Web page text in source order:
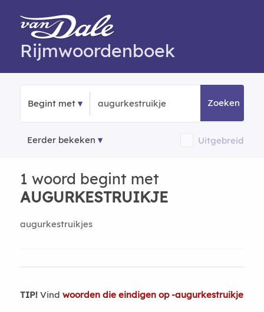
Rijmwoordenboek
Begint met Zoeken
Eerder bekeken Uitgebreid
1 woord begint met
AUGURKESTRUIKJE
augurkestruikjes
TIP!Vind woorden die eindigen op -augurkestruikje